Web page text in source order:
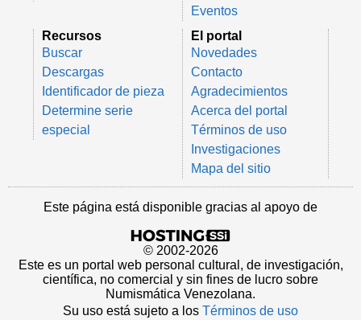
Eventos
Recursos
Buscar
Descargas
Identificador de pieza
Determine serie
especial
El portal
Novedades
Contacto
Agradecimientos
Acerca del portal
Términos de uso
Investigaciones
Mapa del sitio
Este página está disponible gracias al apoyo de
© 2002-2026
Este es un portal web personal cultural, de investigación,
científica, no comercial y sin fines de lucro sobre
Numismática Venezolana.
Su uso está sujeto a los Términos de uso